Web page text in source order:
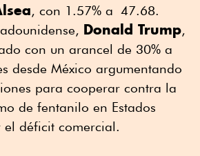
, con 1.57% a 47.68.
Donald Trump,
con un arancel de 30% a
desde México argumentando
para cooperar contra la
de fentanilo en Estados
el déficit comercial.